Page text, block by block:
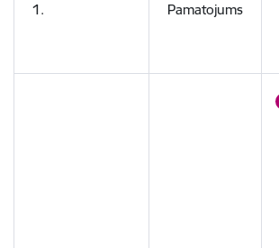
1. Pamatojums